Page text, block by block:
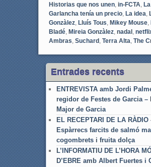
Historias que nos unen, in-FCTA, La
Garlancha tenía un precio, La idea,
Gonzàlez, Lluís Tous, Mikey Mouse,
Bladé, Mireia Gonzàlez, nadal ,
Ambras, Suchard , Terra Alta, The
Entrades recents
ENTREVISTA amb Jordi
regidor de Festes de Garcia –
Major de Garcia
EL RECEPTARI DE LA RÀDIO
Espàrrecs farcits de salmó
cogombrets i fruita dolça
L’INFORMATIU DE L’HORA
D’EBRE amb Albert Fuertes i